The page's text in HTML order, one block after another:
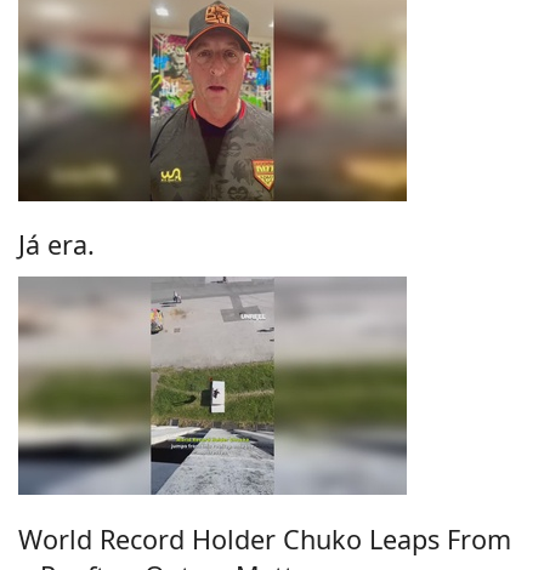
Já era.
World Record Holder Chuko Leaps From